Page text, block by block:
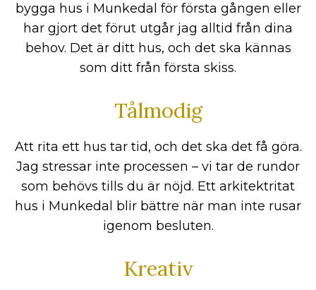
bygga hus i Munkedal för första gången eller
har gjort det förut utgår jag alltid från dina
behov. Det är ditt hus, och det ska kännas
som ditt från första skiss.
Tålmodig
Att rita ett hus tar tid, och det ska det få göra.
Jag stressar inte processen – vi tar de rundor
som behövs tills du är nöjd. Ett arkitektritat
hus i Munkedal blir bättre när man inte rusar
igenom besluten.
Kreativ